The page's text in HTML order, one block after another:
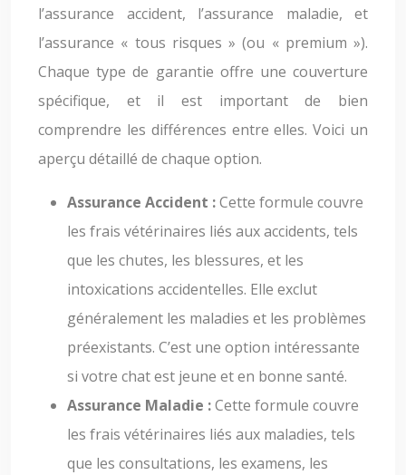
l’assurance accident, l’assurance maladie, et
l’assurance « tous risques » (ou « premium »).
Chaque type de garantie offre une couverture
spécifique, et il est important de bien
comprendre les différences entre elles. Voici un
aperçu détaillé de chaque option.
Assurance Accident :Cette formule couvre
les frais vétérinaires liés aux accidents, tels
que les chutes, les blessures, et les
intoxications accidentelles. Elle exclut
généralement les maladies et les problèmes
préexistants. C’est une option intéressante
si votre chat est jeune et en bonne santé.
Assurance Maladie :Cette formule couvre
les frais vétérinaires liés aux maladies, tels
que les consultations, les examens, les